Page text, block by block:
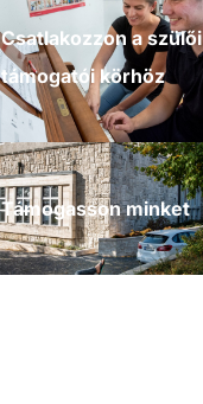
Csatlakozzon a szülői
támogatói körhöz
Támogasson minket